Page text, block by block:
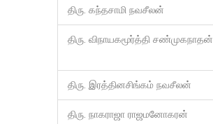
திரு. கந்தசாமி நவசீலன்
திரு. விநாயகமூர்த்தி சண்முகநாதன்
திரு. இரத்தினசிங்கம் நவசீலன்
திரு. நாகராஜா ராஜமனோகரன்